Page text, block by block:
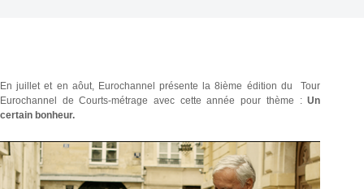
En juillet et en aôut, Eurochannel présente la 8ième édition du Tour
Eurochannel de Courts-métrage avec cette année pour thème :Un
certain bonheur.